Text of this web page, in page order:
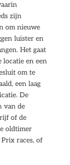
zijn
om nieuwe
luister en
Het gaat
locatie en een
om te
een laag
De
van de
of de
oldtimer
races, of